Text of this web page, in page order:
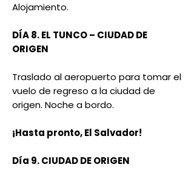
Alojamiento.
DÍA 8. EL TUNCO – CIUDAD DE
ORIGEN
Traslado al aeropuerto para tomar el
vuelo de regreso a la ciudad de
origen. Noche a bordo.
¡Hasta pronto, El Salvador!
Día 9. CIUDAD DE ORIGEN